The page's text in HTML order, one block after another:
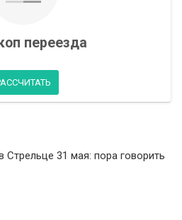
переезда
Стрельце 31 мая: пора говорить